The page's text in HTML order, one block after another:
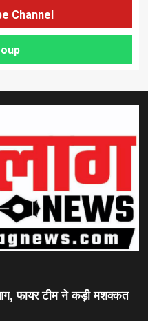
Channel
फायर टीम ने कड़ी मशक्कत